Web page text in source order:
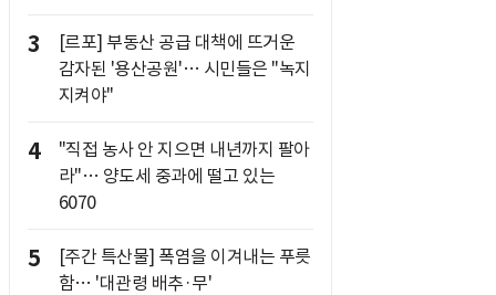
3
[르포] 부동산 공급 대책에 뜨거운
감자된 '용산공원'… 시민들은 "녹지
지켜야"
4
"직접 농사 안 지으면 내년까지 팔아
라"… 양도세 중과에 떨고 있는
6070
5
[주간 특산물] 폭염을 이겨내는 푸릇
함… '대관령 배추·무'